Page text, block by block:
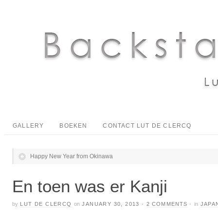
GALLERY BOEKEN CONTACT LUT DE CLERCQ
Happy New Year from Okinawa
En toen was er Kanji
by LUT DE CLERCQ on JANUARY 30, 2013 ·2 COMMENTS · in